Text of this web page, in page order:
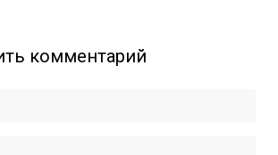
комментарий